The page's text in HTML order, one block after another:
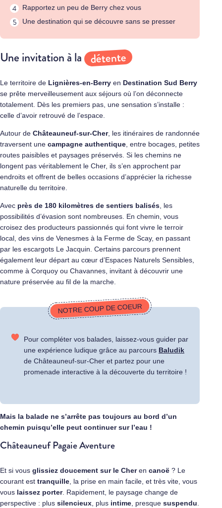
Rapportez un peu de Berry chez vous
Une destination qui se découvre sans se presser
Une invitation à la détente
Le territoire de Lignières-en-Berry en Destination Sud Berry
se prête merveilleusement aux séjours où l’on déconnecte
totalement. Dès les premiers pas, une sensation s’installe :
celle d’avoir retrouvé de l’espace.
Autour de Châteauneuf-sur-Cher, les itinéraires de randonnée
traversent une campagne authentique, entre bocages, petites
routes paisibles et paysages préservés. Si les chemins ne
longent pas véritablement le Cher, ils s’en approchent par
endroits et offrent de belles occasions d’apprécier la richesse
naturelle du territoire.
Avec près de 180 kilomètres de sentiers balisés, les
possibilités d’évasion sont nombreuses. En chemin, vous
croisez des producteurs passionnés qui font vivre le terroir
local, des vins de Venesmes à la Ferme de Scay, en passant
par les escargots Le Jacquin. Certains parcours prennent
également leur départ au cœur d’Espaces Naturels Sensibles,
comme à Corquoy ou Chavannes, invitant à découvrir une
nature préservée au fil de la marche.
NOTRE COUP DE COEUR
Pour compléter vos balades, laissez-vous guider par
une expérience ludique grâce au parcours Baludik
de Châteauneuf-sur-Cher et partez pour une
promenade interactive à la découverte du territoire !
Mais la balade ne s’arrête pas toujours au bord d’un
chemin puisqu’elle peut continuer sur l’eau !
Châteauneuf Pagaie Aventure
Et si vous glissiez doucement sur le Cheren canoë ? Le
courant est tranquille, la prise en main facile, et très vite, vous
vous laissez porter. Rapidement, le paysage change de
perspective : plus silencieux, plus intime, presque suspendu.